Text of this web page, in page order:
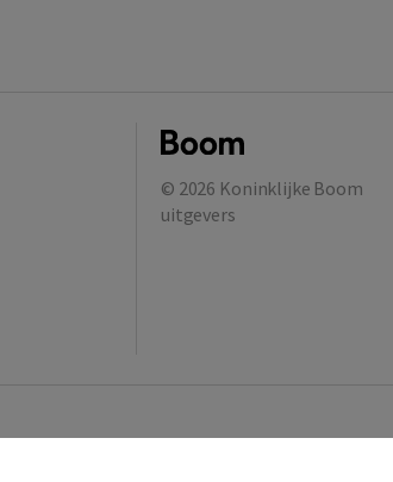
© 2026 Koninklijke Boom
uitgevers